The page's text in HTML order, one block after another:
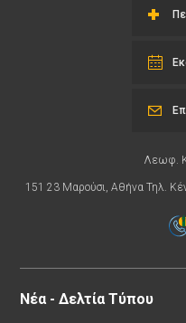
Λεωφ.
151 23 Μαρούσι, Αθήνα Τηλ.
Νέα - Δελτία Τύπου